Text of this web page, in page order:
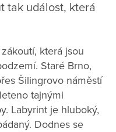
tak událost, která
která jsou
Staré Brno,
Šilingrovo náměstí
tajnými
Labyrint je hluboký,
Dodnes se